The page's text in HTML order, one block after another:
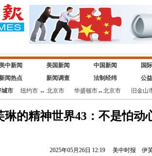
中新闻 美国新闻 中国新闻
国
闻热点
新闻调查 法制经纬
公
城市
纽约市↔ 北京市 华盛顿市↔北京市 旧金山
琳的精神世界43：不是怕动
2025年05月26日 12:19 美中时报 伊